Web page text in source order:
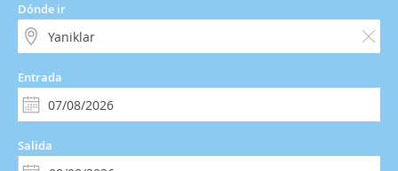
Dónde ir
Entrada
Salida